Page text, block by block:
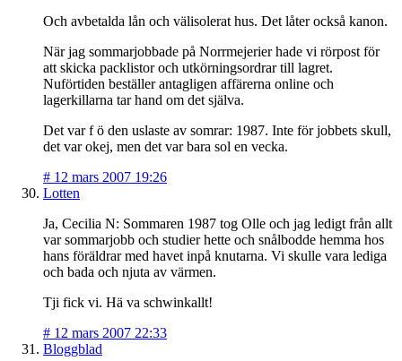
Och avbetalda lån och välisolerat hus. Det låter också kanon.
När jag sommarjobbade på Norrmejerier hade vi rörpost för
att skicka packlistor och utkörningsordrar till lagret.
Nuförtiden beställer antagligen affärerna online och
lagerkillarna tar hand om det själva.
Det var f ö den uslaste av somrar: 1987. Inte för jobbets skull,
det var okej, men det var bara sol en vecka.
# 12 mars 2007 19:26
Lotten
Ja, Cecilia N: Sommaren 1987 tog Olle och jag ledigt från allt
var sommarjobb och studier hette och snålbodde hemma hos
hans föräldrar med havet inpå knutarna. Vi skulle vara lediga
och bada och njuta av värmen.
Tji fick vi. Hä va schwinkallt!
# 12 mars 2007 22:33
Bloggblad